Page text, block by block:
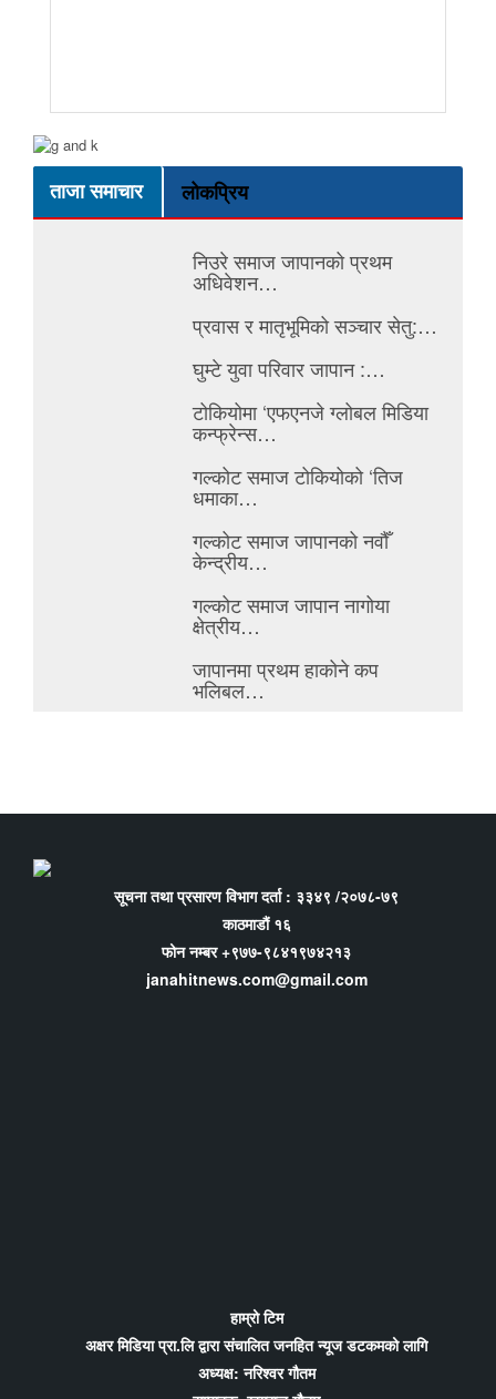
ताजा समाचार लोकप्रिय
निउरे समाज जापानको प्रथम
अधिवेशन…
प्रवास र मातृभूमिको सञ्चार सेतु:…
घुम्टे युवा परिवार जापान :…
टोकियोमा ‘एफएनजे ग्लोबल मिडिया
कन्फ्रेन्स…
गल्कोट समाज टोकियोको ‘तिज
धमाका…
गल्कोट समाज जापानको नवौँ
केन्द्रीय…
गल्कोट समाज जापान नागोया
क्षेत्रीय…
जापानमा प्रथम हाकोने कप
भलिबल…
सूचना तथा प्रसारण विभाग दर्ता : ३३४९ /२०७८-७९
काठमाडौं १६
फोन नम्बर +९७७-९८४१९७४२१३
janahitnews.com@gmail.com
हाम्रो टिम
अक्षर मिडिया प्रा.लि द्वारा संचालित जनहित न्यूज डटकमको लागि
अध्यक्ष: नरिश्वर गौतम